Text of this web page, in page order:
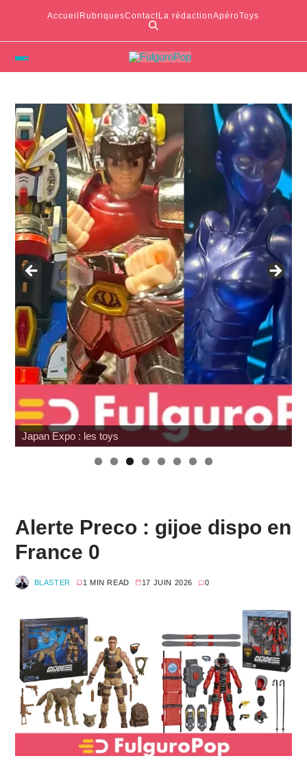
Accueil RubriquesContactLa rédactionApéroToys
Japan Expo : les toys
Alerte Preco : gijoe dispo en
France 0
BLASTER 1 MIN READ 17 JUIN 2026 0